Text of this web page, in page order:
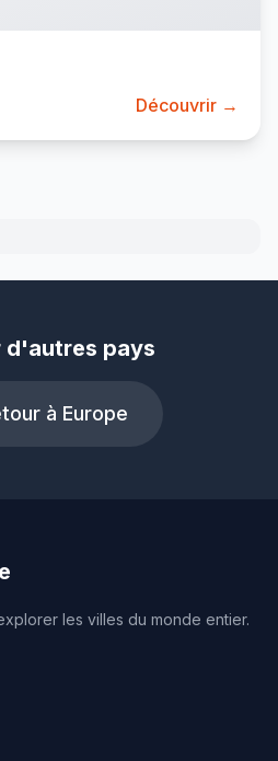
Découvrir →
d'autres pays
à Europe
les villes du monde entier.